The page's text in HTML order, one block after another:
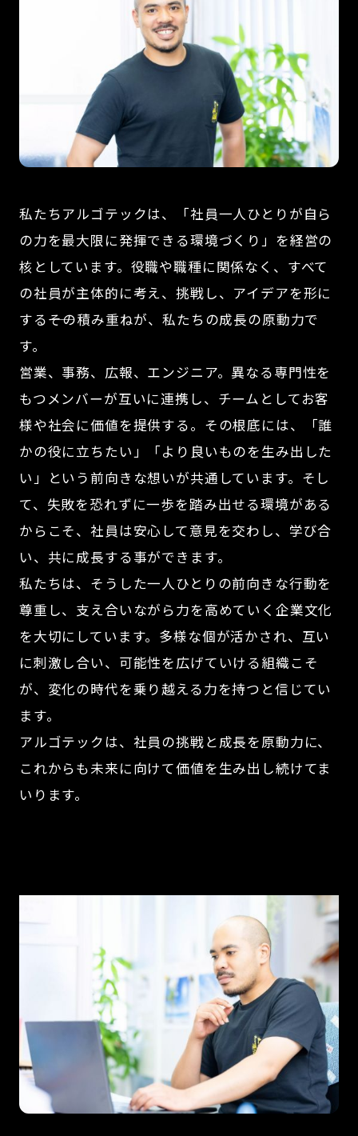
私たちアルゴテックは、「社員一人ひとりが自ら
の力を最大限に発揮できる環境づくり」を経営の
核としています。役職や職種に関係なく、すべて
の社員が主体的に考え、挑戦し、アイデアを形に
する――その積み重ねが、私たちの成長の原動力で
す。
営業、事務、広報、エンジニア。異なる専門性を
もつメンバーが互いに連携し、チームとしてお客
様や社会に価値を提供する。その根底には、「誰
かの役に立ちたい」「より良いものを生み出した
い」という前向きな想いが共通しています。そし
て、失敗を恐れずに一歩を踏み出せる環境がある
からこそ、社員は安心して意見を交わし、学び合
い、共に成長する事ができます。
私たちは、そうした一人ひとりの前向きな行動を
尊重し、支え合いながら力を高めていく企業文化
を大切にしています。多様な個が活かされ、互い
に刺激し合い、可能性を広げていける組織こそ
が、変化の時代を乗り越える力を持つと信じてい
ます。
アルゴテックは、社員の挑戦と成長を原動力に、
これからも未来に向けて価値を生み出し続けてま
いります。